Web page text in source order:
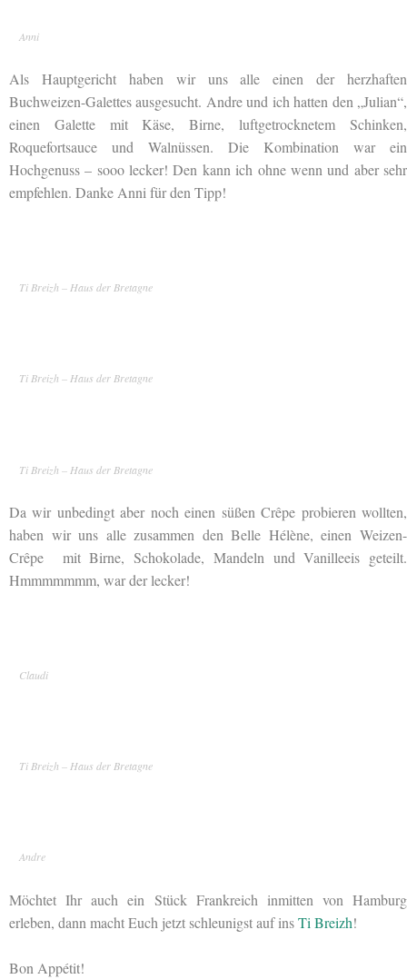
Anni
Als Hauptgericht haben wir uns alle einen der herzhaften
Buchweizen-Galettes ausgesucht. Andre und ich hatten den „Julian“,
einen Galette mit Käse, Birne, luftgetrocknetem Schinken,
Roquefortsauce und Walnüssen. Die Kombination war ein
Hochgenuss – sooo lecker! Den kann ich ohne wenn und aber sehr
empfehlen. Danke Anni für den Tipp!
Ti Breizh – Haus der Bretagne
Ti Breizh – Haus der Bretagne
Ti Breizh – Haus der Bretagne
Da wir unbedingt aber noch einen süßen Crêpe probieren wollten,
haben wir uns alle zusammen den Belle Hélène, einen Weizen-
Crêpe mit Birne, Schokolade, Mandeln und Vanilleeis geteilt.
Hmmmmmmm, war der lecker!
Claudi
Ti Breizh – Haus der Bretagne
Andre
Möchtet Ihr auch ein Stück Frankreich inmitten von Hamburg
erleben, dann macht Euch jetzt schleunigst auf insTi Breizh!
Bon Appétit!